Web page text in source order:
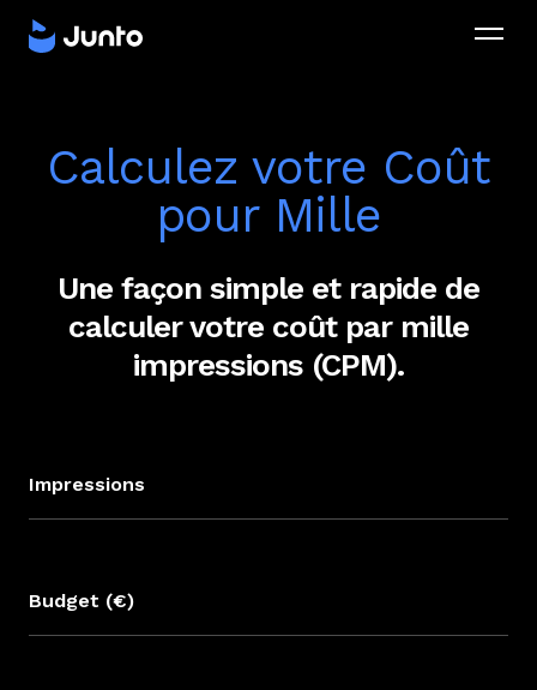
Calculez votre Coût
pour Mille
Une façon simple et rapide de
calculer votre coût par mille
impressions (CPM).
Impressions
Budget (€)